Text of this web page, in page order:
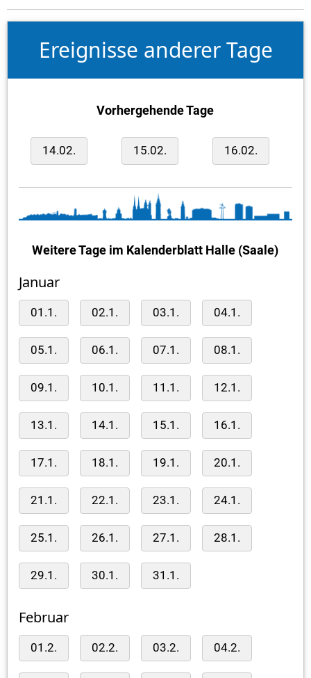
Ereignisse anderer Tage
Vorhergehende Tage
14.02. 15.02. 16.02.
Weitere Tage im Kalenderblatt Halle (Saale)
Januar
01.1. 02.1. 03.1. 04.1.
05.1. 06.1. 07.1. 08.1.
09.1. 10.1. 11.1. 12.1.
13.1. 14.1. 15.1. 16.1.
17.1. 18.1. 19.1. 20.1.
21.1. 22.1. 23.1. 24.1.
25.1. 26.1. 27.1. 28.1.
29.1. 30.1. 31.1.
Februar
01.2. 02.2. 03.2. 04.2.